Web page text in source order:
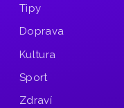
Tipy
Doprava
Kultura
Sport
Zdraví